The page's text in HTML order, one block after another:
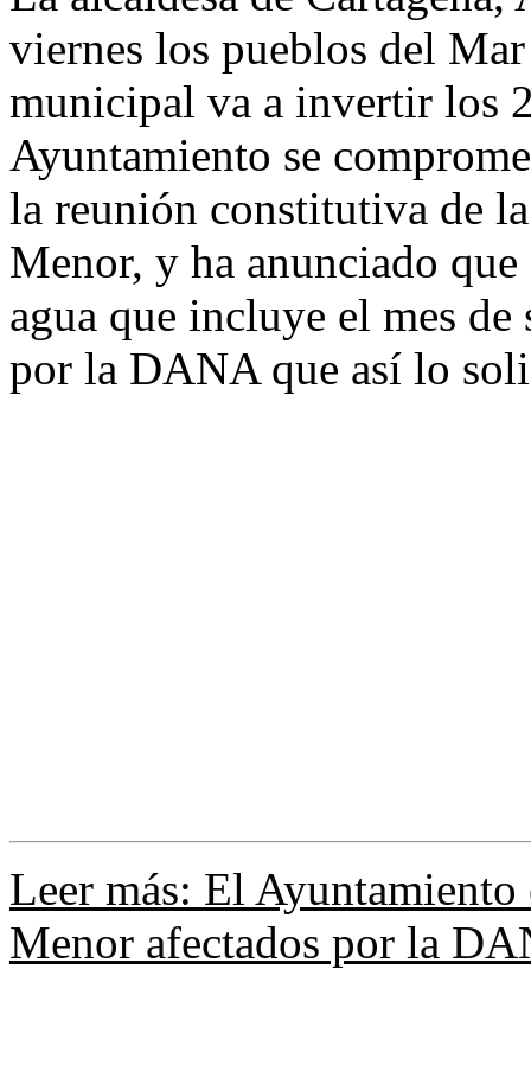
viernes los pueblos del
municipal va a invertir los
Ayuntamiento se
la reunión constitutiva de
Menor, y ha anunciado
agua que incluye el mes
por la DANA que así lo
Leer más: El
Menor afectados por la